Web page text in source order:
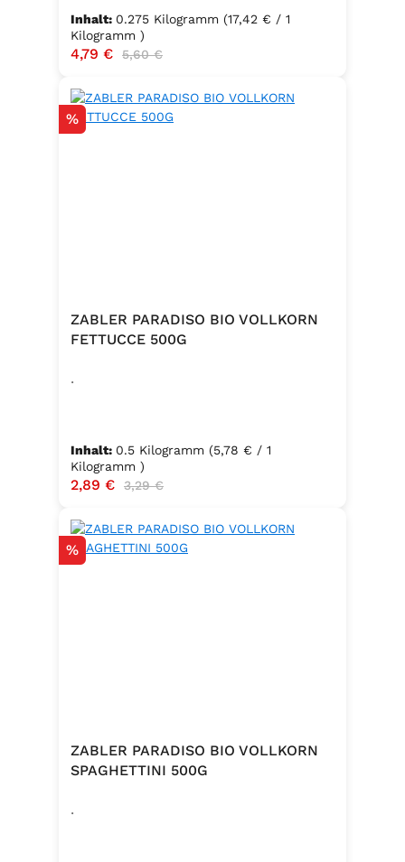
und daraus gewonnene Erzeugnisse
Inhalt: 0.275 Kilogramm (17,42 € / 1
Kilogramm )
Verkaufspreis:
4,79 € Regulärer Preis:
5,60 €
Rabatt
%
ZABLER PARADISO BIO VOLLKORN
FETTUCCE 500G
.
Inhalt: 0.5 Kilogramm (5,78 € / 1
Kilogramm )
Verkaufspreis:
2,89 € Regulärer Preis:
3,29 €
Rabatt
%
ZABLER PARADISO BIO VOLLKORN
SPAGHETTINI 500G
.